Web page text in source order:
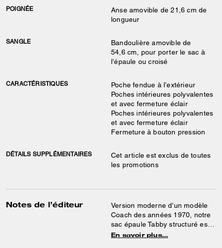
POIGNÉE
Anse amovible de 21,6 cm de
longueur
SANGLE
Bandoulière amovible de
54,6 cm, pour porter le sac à
l’épaule ou croisé
CARACTÉRISTIQUES
Poche fendue à l’extérieur
Poches intérieures polyvalentes
et avec fermeture éclair
Poches intérieures polyvalentes
et avec fermeture éclair
Fermeture à bouton pression
DÉTAILS SUPPLÉMENTAIRES
Cet article est exclus de toutes
les promotions
Notes de l’éditeur
Version moderne d’un modèle
Coach des années 1970, notre
sac épaule Tabby structuré est
confectionné dans notre toile
En savoir plus…